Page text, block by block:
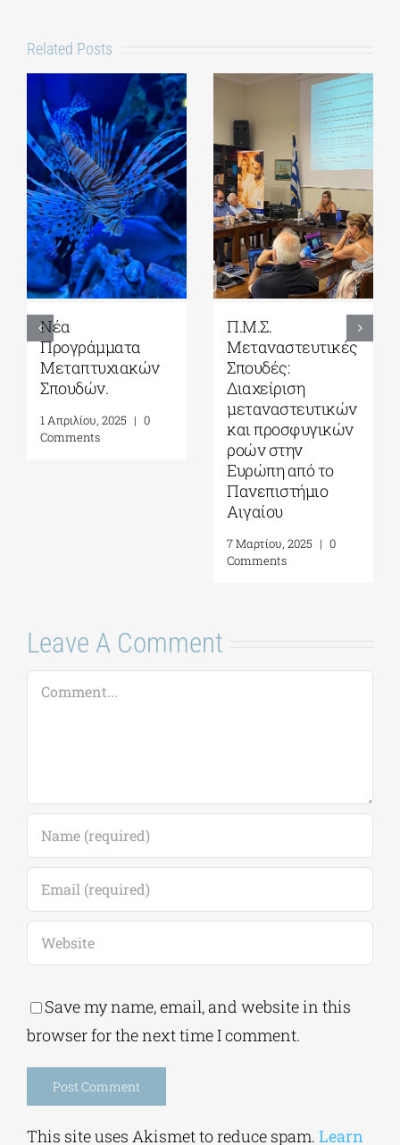
Related Posts
Νέα
Προγράμματα
Μεταπτυχιακών
Σπουδών.
1 Απριλίου, 2025 | 0
Comments
Π.Μ.Σ.
Μεταναστευτικές
Σπουδές:
Διαχείριση
μεταναστευτικών
και προσφυγικών
ροών στην
Ευρώπη από το
Πανεπιστήμιο
Αιγαίου
7 Μαρτίου, 2025 | 0
Comments
Leave A Comment
Comment
Save my name, email, and website in this
browser for the next time I comment.
This site uses Akismet to reduce spam. Learn